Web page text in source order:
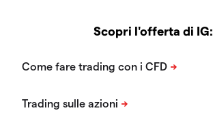
Scopri l'offerta di IG: